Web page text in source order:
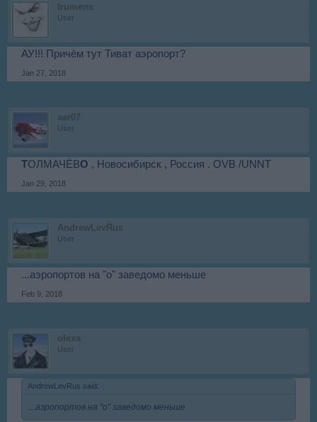
trumens
User
АУ!!! Причём тут Тиват аэропорт?
Jan 27, 2018
aer07
User
ТОЛМАЧЁВО , Новосибирск , Россия . OVB /UNNT
Jan 29, 2018
AndrewLevRus
User
...аэропортов на "о" заведомо меньше
Feb 9, 2018
olexa
User
AndrewLevRus said: ↑
...аэропортов на "о" заведомо меньше